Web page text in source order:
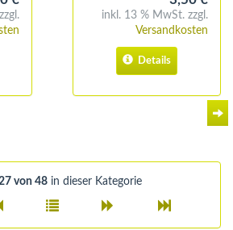
inkl. 13 % MwSt. zzgl.
Versandkosten
Details
von 48 in dieser Kategorie